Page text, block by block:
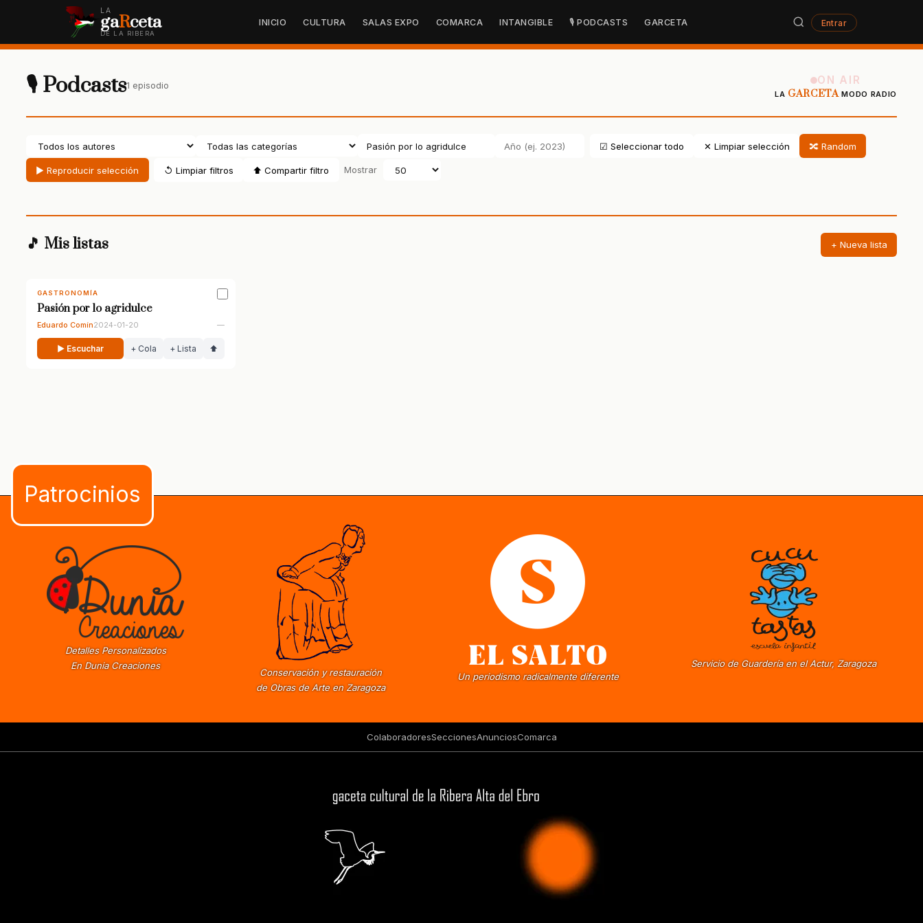
LA
gaRceta
DE LA RIBERA
INICIO CULTURA SALAS EXPO COMARCA INTANGIBLE 🎙 PODCASTS GARCETA Entrar
🎙 Podcasts1 episodio ON AIR
LA GARCETAMODO RADIO
☑ Seleccionar todo ✕ Limpiar selección 🔀 Random
▶ Reproducir selección ↺ Limpiar filtros ⬆ Compartir filtro Mostrar
🎵 Mis listas + Nueva lista
GASTRONOMÍA
Pasión por lo agridulce
Eduardo Comín2024-01-20 —
▶ Escuchar + Cola + Lista ⬆
Detalles Personalizados
En Dunia Creaciones
Conservación y restauración
de Obras de Arte en Zaragoza
Un periodismo radicalmente diferente
Servicio de Guardería en el Actur, Zaragoza
ColaboradoresSeccionesAnunciosComarca